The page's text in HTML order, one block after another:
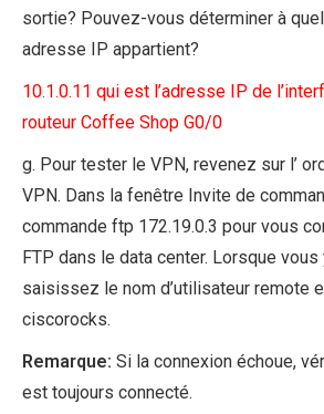
sortie? Pouvez-vous déterminer à
adresse IP appartient?
10.1.0.11 qui est l’adresse IP de
routeur Coffee Shop G0/0
g. Pour tester le VPN, revenez sur l’
VPN. Dans la fenêtre Invite de
commande ftp 172.19.0.3 pour vous
FTP dans le data center. Lorsque
saisissez le nom d’utilisateur remote
ciscorocks.
Remarque: Si la connexion échoue,
est toujours connecté.